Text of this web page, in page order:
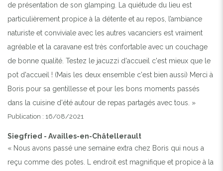
de présentation de son glamping. La quiétude du lieu est
particulièrement propice à la détente et au repos, l’ambiance
naturiste et conviviale avec les autres vacanciers est vraiment
agréable et la caravane est très confortable avec un couchage
de bonne qualité. Testez le jacuzzi d'accueil c'est mieux que le
pot d'accueil ! (Mais les deux ensemble c'est bien aussi) Merci à
Boris pour sa gentillesse et pour les bons moments passés
dans la cuisine d'été autour de repas partagés avec tous. »
Publication : 16/08/2021
Siegfried - Availles-en-Châtellerault
« Nous avons passé une semaine extra chez Boris qui nous a
reçu comme des potes. L endroit est magnifique et propice à la